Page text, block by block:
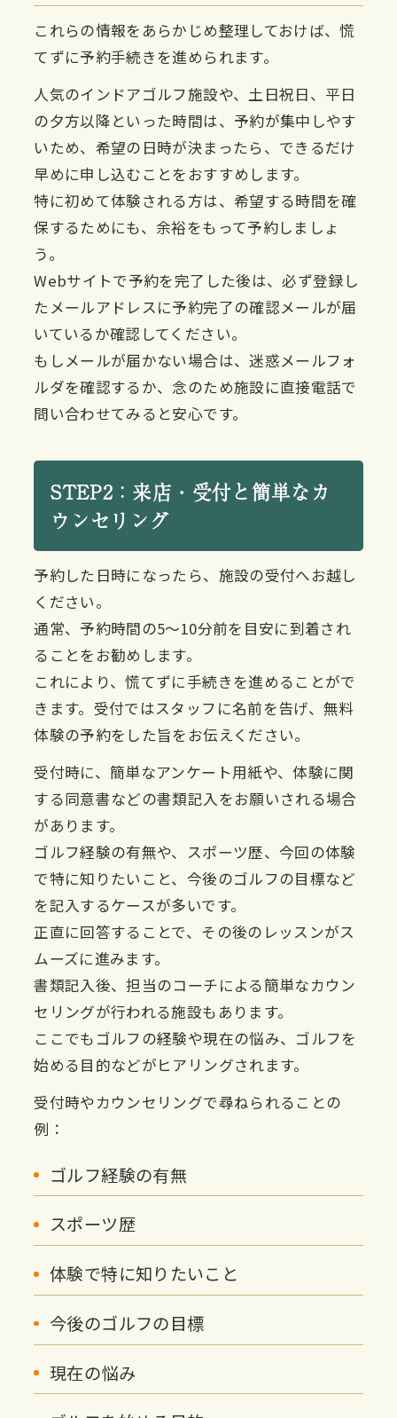
これらの情報をあらかじめ整理しておけば、慌
てずに予約手続きを進められます。
人気のインドアゴルフ施設や、土日祝日、平日
の夕方以降といった時間は、予約が集中しやす
いため、希望の日時が決まったら、できるだけ
早めに申し込むことをおすすめします。
特に初めて体験される方は、希望する時間を確
保するためにも、余裕をもって予約しましょ
う。
Webサイトで予約を完了した後は、必ず登録し
たメールアドレスに予約完了の確認メールが届
いているか確認してください。
もしメールが届かない場合は、迷惑メールフォ
ルダを確認するか、念のため施設に直接電話で
問い合わせてみると安心です。
STEP2：来店・受付と簡単なカ
ウンセリング
予約した日時になったら、施設の受付へお越し
ください。
通常、予約時間の5～10分前を目安に到着され
ることをお勧めします。
これにより、慌てずに手続きを進めることがで
きます。受付ではスタッフに名前を告げ、無料
体験の予約をした旨をお伝えください。
受付時に、簡単なアンケート用紙や、体験に関
する同意書などの書類記入をお願いされる場合
があります。
ゴルフ経験の有無や、スポーツ歴、今回の体験
で特に知りたいこと、今後のゴルフの目標など
を記入するケースが多いです。
正直に回答することで、その後のレッスンがス
ムーズに進みます。
書類記入後、担当のコーチによる簡単なカウン
セリングが行われる施設もあります。
ここでもゴルフの経験や現在の悩み、ゴルフを
始める目的などがヒアリングされます。
受付時やカウンセリングで尋ねられることの
例：
ゴルフ経験の有無
スポーツ歴
体験で特に知りたいこと
今後のゴルフの目標
現在の悩み